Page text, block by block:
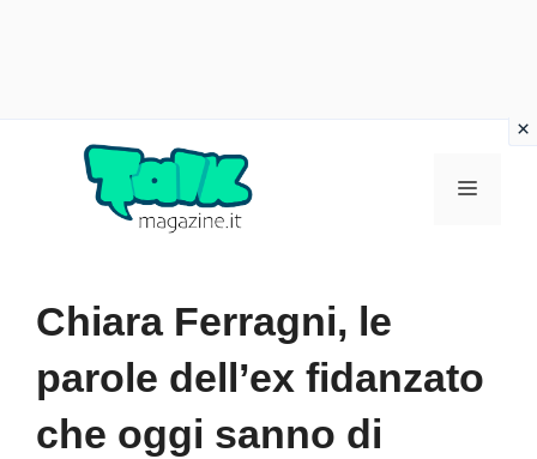
Menu
Chiara Ferragni, le
parole dell’ex fidanzato
che oggi sanno di